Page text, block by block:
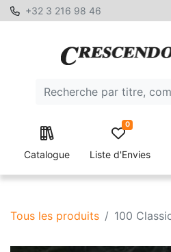
+32 3 216 98 46
Catalogue Liste d'Envies
0
Tous les produits 100